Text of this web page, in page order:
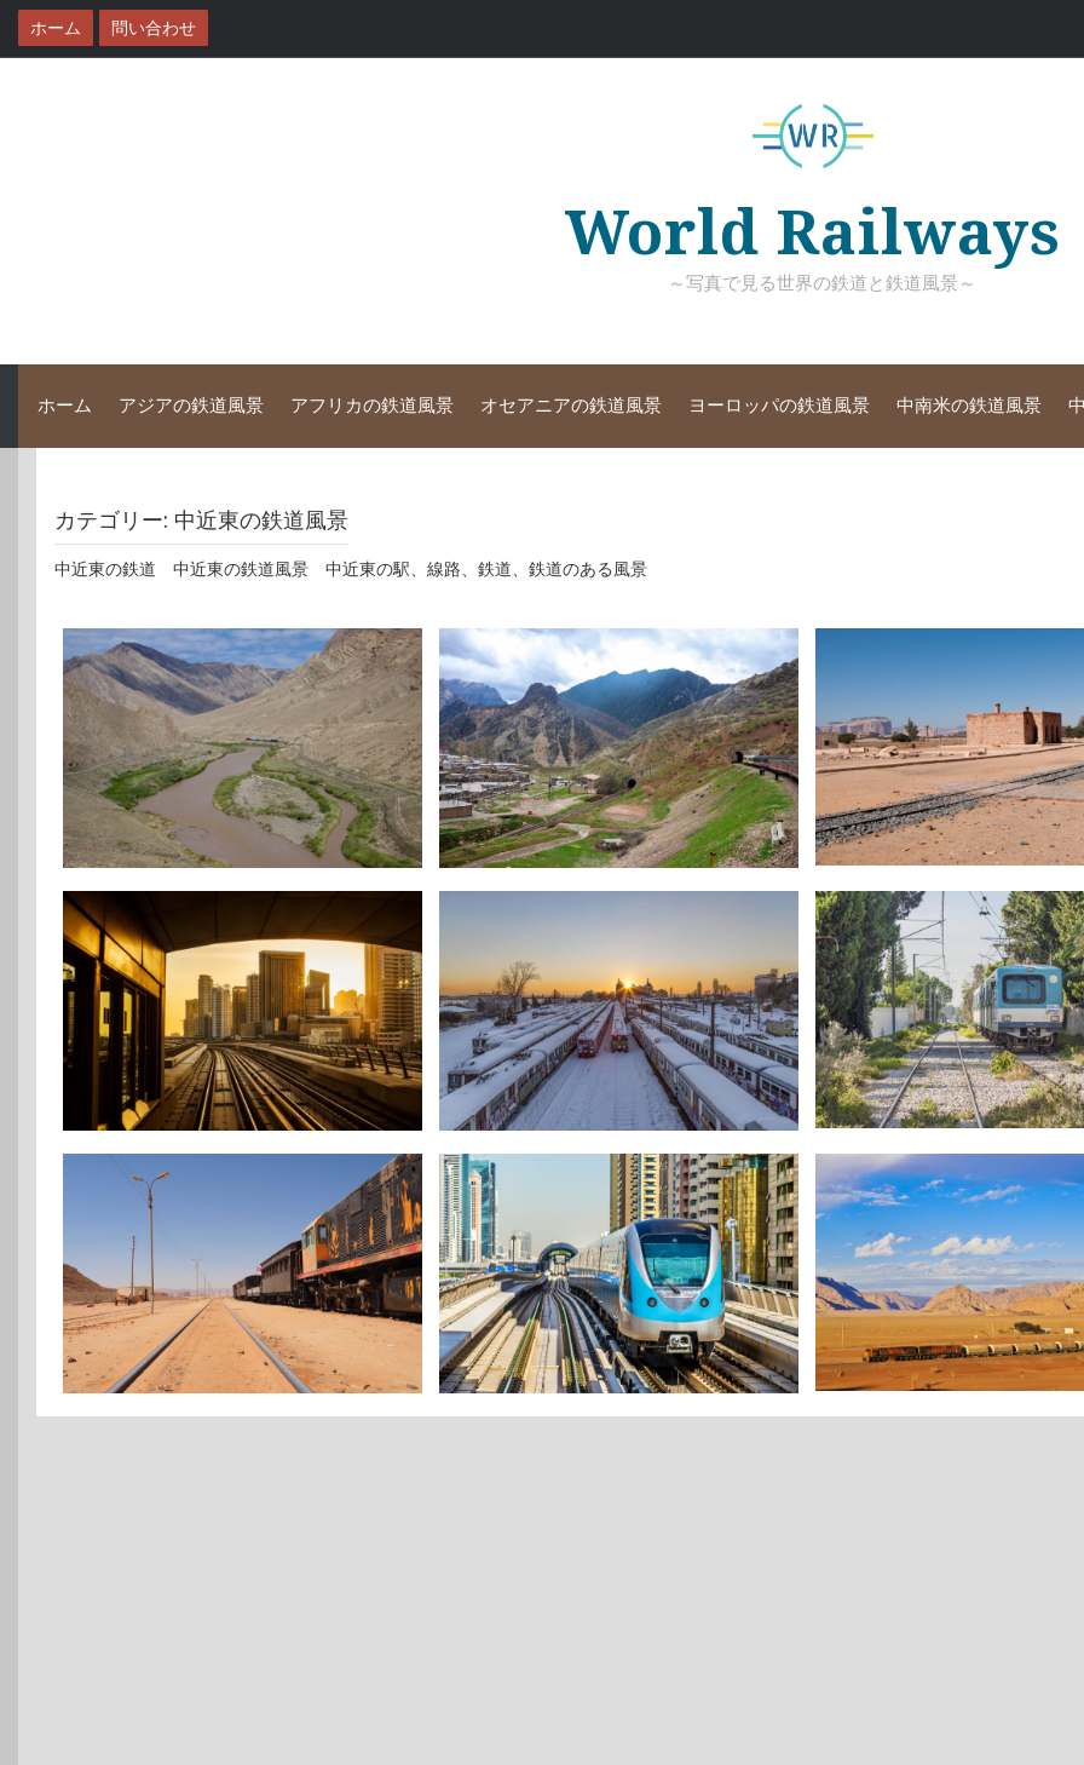
テ
ホーム 問い合わせ
World Railways
～写真で見る世界の鉄道と鉄道風景～
ホーム アジアの鉄道風景 アフリカの鉄道風景 オセアニアの鉄道風景 ヨーロッパの鉄道風景 中南米の鉄道風景
カテゴリー: 中近東の鉄道風景
中近東の鉄道 中近東の鉄道風景 中近東の駅、線路、鉄道、鉄道のある風景